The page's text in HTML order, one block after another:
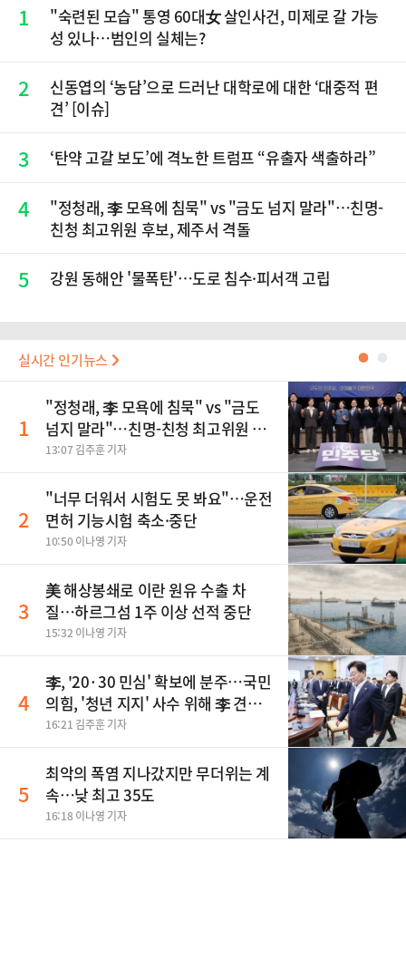
1
"숙련된 모습" 통영 60대女 살인사건, 미제로 갈 가능
성 있나…범인의 실체는?
2
신동엽의 ‘농담’으로 드러난 대학로에 대한 ‘대중적 편
견’ [이슈]
3 ‘탄약 고갈 보도’에 격노한 트럼프 “유출자 색출하라”
4
"정청래, 李 모욕에 침묵" vs "금도 넘지 말라"…친명-
친청 최고위원 후보, 제주서 격돌
5 강원 동해안 '물폭탄'…도로 침수·피서객 고립
실시간 인기뉴스 ●
1
"정청래, 李 모욕에 침묵" vs "금도
넘지 말라"…친명-친청 최고위원 후
보, 제주서 격돌
13:07 김주훈 기자
2
"너무 더워서 시험도 못 봐요"…운전
면허 기능시험 축소·중단
10:50 이나영 기자
3
美 해상봉쇄로 이란 원유 수출 차
질…하르그섬 1주 이상 선적 중단
15:32 이나영 기자
4
李, '20·30 민심' 확보에 분주…국민
의힘, '청년 지지' 사수 위해 李 견제
사활
16:21 김주훈 기자
5
최악의 폭염 지나갔지만 무더위는 계
속…낮 최고 35도
16:18 이나영 기자